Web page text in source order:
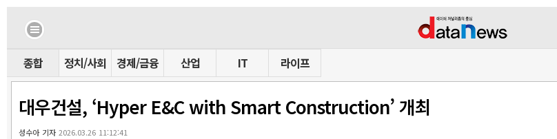
종합 정치/사회 경제/금융 산업 IT 라이프
대우건설, ‘Hyper E&C with Smart Construction’ 개최
성수아 기자2026.03.26 11:12:41